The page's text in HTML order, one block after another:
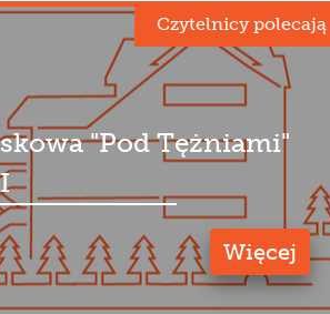
Czytelnicy polecają
"Pod Tężniami"
Więcej